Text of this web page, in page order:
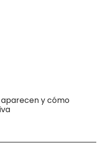
y cómo